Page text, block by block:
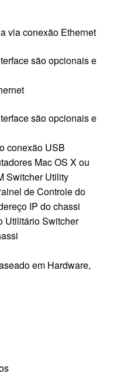
via conexão Ethernet
são opcionais e
são opcionais e
conexão USB
Mac OS X ou
Switcher Utility
de Controle do
IP do chassi
Utilitário Switcher
em Hardware,